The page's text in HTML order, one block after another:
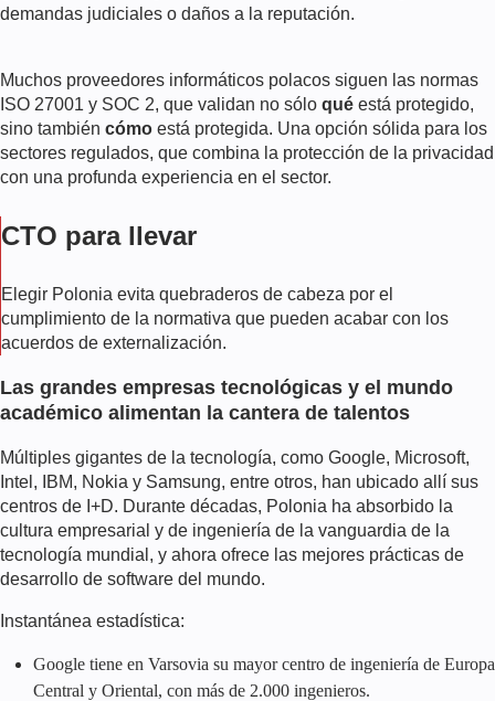
demandas judiciales o daños a la reputación.
Muchos proveedores informáticos polacos siguen las normas
ISO 27001 y SOC 2, que validan no sólo qué está protegido,
sino también cómo está protegida. Una opción sólida para los
sectores regulados, que combina la protección de la privacidad
con una profunda experiencia en el sector.
CTO para llevar
Elegir Polonia evita quebraderos de cabeza por el
cumplimiento de la normativa que pueden acabar con los
acuerdos de externalización.
Las grandes empresas tecnológicas y el mundo
académico alimentan la cantera de talentos
Múltiples gigantes de la tecnología, como Google, Microsoft,
Intel, IBM, Nokia y Samsung, entre otros, han ubicado allí sus
centros de I+D. Durante décadas, Polonia ha absorbido la
cultura empresarial y de ingeniería de la vanguardia de la
tecnología mundial, y ahora ofrece las mejores prácticas de
desarrollo de software del mundo.
Instantánea estadística:
Google tiene en Varsovia su mayor centro de ingeniería de Europa
Central y Oriental, con más de 2.000 ingenieros.